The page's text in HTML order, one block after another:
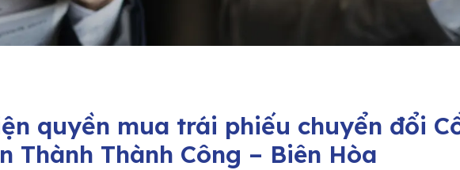
quyền mua trái phiếu chuyển đổi
Thành Thành Công – Biên Hòa